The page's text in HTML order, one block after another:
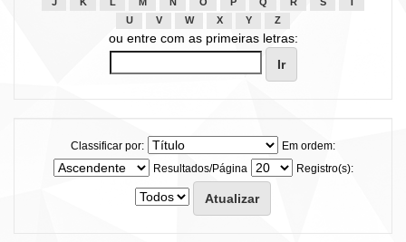
J
K L M N O P Q R S
T
U
V W X Y Z
ou entre com as primeiras letras:
Classificar por:
Em ordem:
Resultados/Página
Registro(s):